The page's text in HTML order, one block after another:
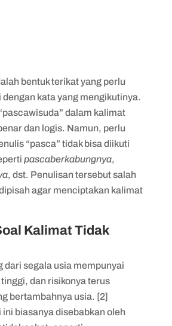
bentuk terikat yang perlu
kata yang mengikutinya.
dalam kalimat
dan logis. Namun, perlu
“pasca” tidak bisa diikuti
pascaberkabungnya,
, dst. Penulisan tersebut salah
agar menciptakan kalimat
Kalimat Tidak
dari segala usia mempunyai
dan risikonya terus
bertambahnya usia. [2]
biasanya disebabkan oleh